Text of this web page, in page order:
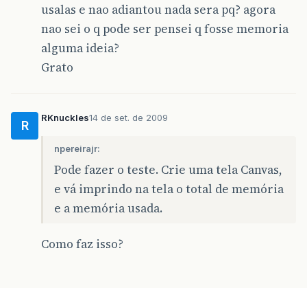
usalas e nao adiantou nada sera pq? agora
nao sei o q pode ser pensei q fosse memoria
alguma ideia?
Grato
R
RKnuckles14 de set. de 2009
npereirajr:
Pode fazer o teste. Crie uma tela Canvas,
e vá imprindo na tela o total de memória
e a memória usada.
Como faz isso?